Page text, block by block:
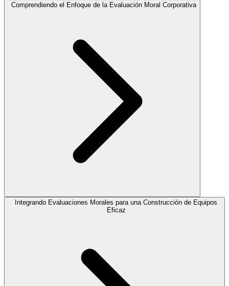
Comprendiendo el Enfoque de la Evaluación Moral Corporativa
Integrando Evaluaciones Morales para una Construcción de Equipos
Eficaz